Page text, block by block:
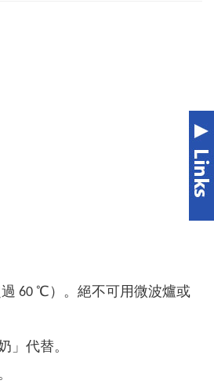
60 ℃）。絕不可用微波爐或
」代替。